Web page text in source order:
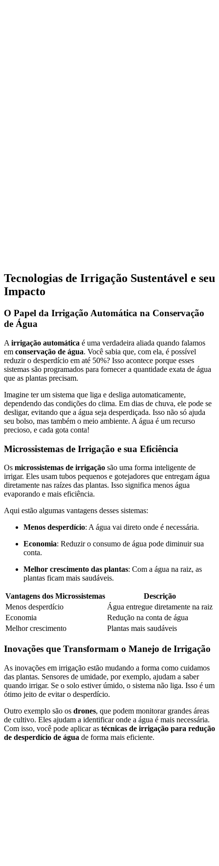
Tecnologias de Irrigação Sustentável e seu
Impacto
O Papel da Irrigação Automática na Conservação
de Água
A irrigação automática é uma verdadeira aliada quando falamos
em conservação de água. Você sabia que, com ela, é possível
reduzir o desperdício em até 50%? Isso acontece porque esses
sistemas são programados para fornecer a quantidade exata de água
que as plantas precisam.
Imagine ter um sistema que liga e desliga automaticamente,
dependendo das condições do clima. Em dias de chuva, ele pode se
desligar, evitando que a água seja desperdiçada. Isso não só ajuda
seu bolso, mas também o meio ambiente. A água é um recurso
precioso, e cada gota conta!
Microssistemas de Irrigação e sua Eficiência
Os microssistemas de irrigação são uma forma inteligente de
irrigar. Eles usam tubos pequenos e gotejadores que entregam água
diretamente nas raízes das plantas. Isso significa menos água
evaporando e mais eficiência.
Aqui estão algumas vantagens desses sistemas:
Menos desperdício: A água vai direto onde é necessária.
Economia: Reduzir o consumo de água pode diminuir sua
conta.
Melhor crescimento das plantas: Com a água na raiz, as
plantas ficam mais saudáveis.
Vantagens dos Microssistemas
Descrição
Menos desperdício
Água entregue diretamente na raiz
Economia
Redução na conta de água
Melhor crescimento
Plantas mais saudáveis
Inovações que Transformam o Manejo de Irrigação
As inovações em irrigação estão mudando a forma como cuidamos
das plantas. Sensores de umidade, por exemplo, ajudam a saber
quando irrigar. Se o solo estiver úmido, o sistema não liga. Isso é um
ótimo jeito de evitar o desperdício.
Outro exemplo são os drones, que podem monitorar grandes áreas
de cultivo. Eles ajudam a identificar onde a água é mais necessária.
Com isso, você pode aplicar as técnicas de irrigação para redução
de desperdício de água de forma mais eficiente.